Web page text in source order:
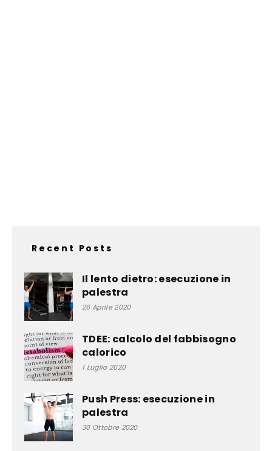
Recent Posts
Il lento dietro: esecuzione in
palestra
26 Aprile 2020
TDEE: calcolo del fabbisogno
calorico
1 Luglio 2020
Push Press: esecuzione in
palestra
30 Ottobre 2020